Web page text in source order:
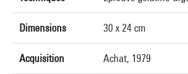
Dimensions 30 x 24 cm
Acquisition Achat, 1979